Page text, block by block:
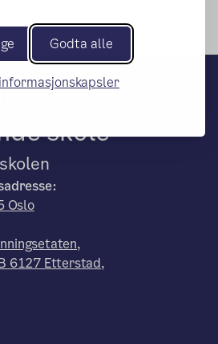
Godta alle
skole
Oslo
6127 Etterstad,